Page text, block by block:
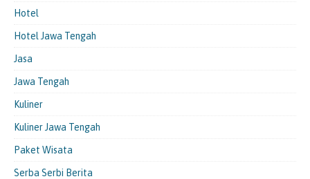
Hotel
Hotel Jawa Tengah
Jasa
Jawa Tengah
Kuliner
Kuliner Jawa Tengah
Paket Wisata
Serba Serbi Berita